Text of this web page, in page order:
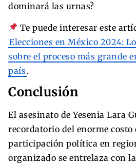
dominará las urnas?
Te puede interesar este
Elecciones en México 2024:
sobre el proceso más grande
país.
Conclusión
El asesinato de Yesenia Lara
recordatorio del enorme costo
participación política en
organizado se entrelaza con